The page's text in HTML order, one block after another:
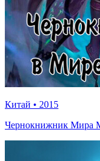
Китай • 2015
Чернокнижник Мира